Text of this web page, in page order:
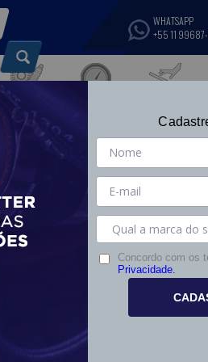
WHATSAPP
+55 11
SUSPENSÃO,
TRANSMISSÃO E
FREIOS
TÉRMICOS
- 13%
Concordo com os
Privacidade.